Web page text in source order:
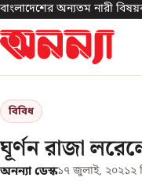
বাংলাদেশের অন্যতম নারী
বিবিধ
ঘূর্ণন রাজা
অনন্যা ডেস্ক১৭ জুলাই, ২০২১২